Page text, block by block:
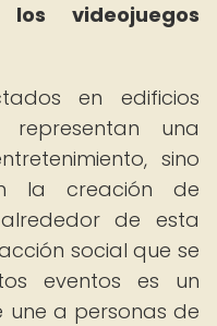
videojuegos
en edificios
una
sino
la creación de
de esta
social que se
eventos es un
une a personas de